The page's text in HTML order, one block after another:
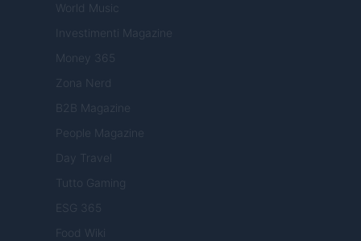
World Music
Investimenti Magazine
Money 365
Zona Nerd
B2B Magazine
People Magazine
Day Travel
Tutto Gaming
ESG 365
Food Wiki